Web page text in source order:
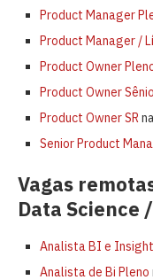
Product Manager
Product Manager /
Product Owner
Product Owner
Product Owner SR
Senior Product
Vagas
Data Science
Analista BI e
Analista de Bi Pleno